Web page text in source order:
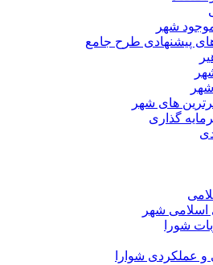
شهر
پیشنهادی طرح جامع
های شهر
گذاری
شهر
شورا
عملکردی شوارا